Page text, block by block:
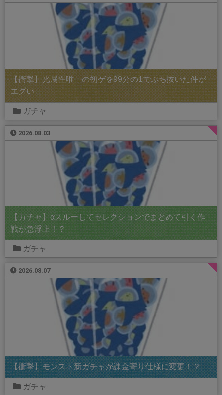
【衝撃】光属性唯一の初ゲを99分の1でぶち抜いた件が
エグい
ガチャ
2026.08.03
【ガチャ】αスルーしてセレクションでまとめて引く作
戦が急浮上！？
ガチャ
2026.08.07
【衝撃】モンスト新ガチャが課金寄り仕様に変更！？
ガチャ